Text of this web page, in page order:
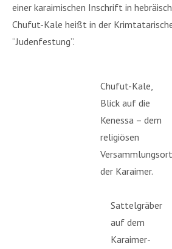
einer karaimischen Inschrift in
Chufut-Kale heißt in der
“Judenfestung”.
Chufut-Kale,
Blick auf die
Kenessa – dem
religiösen
Versammlungsort
der Karaimer.
Sattelgräber
auf dem
Karaimer-